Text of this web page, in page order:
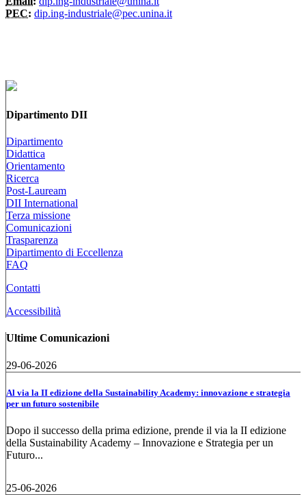
PEC: dip.ing-industriale@pec.unina.it
Dipartimento DII
Dipartimento
Didattica
Orientamento
Ricerca
Post-Lauream
DII International
Terza missione
Comunicazioni
Trasparenza
Dipartimento di Eccellenza
FAQ
Contatti
Accessibilità
Ultime Comunicazioni
29-06-2026
Al via la II edizione della Sustainability Academy: innovazione e strategia
per un futuro sostenibile
Dopo il successo della prima edizione, prende il via la II edizione
della Sustainability Academy – Innovazione e Strategia per un
Futuro...
25-06-2026